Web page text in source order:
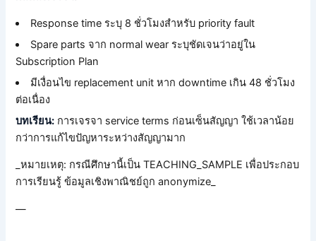
Response time ระบุ 8 ชั่วโมงสำหรับ priority fault
Spare parts จาก normal wear ระบุชัดเจนว่าอยู่ใน
Subscription Plan
มีเงื่อนไข replacement unit หาก downtime เกิน 48 ชั่วโมง
ต่อเนื่อง
บทเรียน: การเจรจา service terms ก่อนเซ็นสัญญา ใช้เวลาน้อย
กว่าการแก้ไขปัญหาระหว่างสัญญามาก
_หมายเหตุ: กรณีศึกษานี้เป็น TEACHING_SAMPLE เพื่อประกอบ
การเรียนรู้ ข้อมูลเชิงพาณิชย์ถูก anonymize_
—